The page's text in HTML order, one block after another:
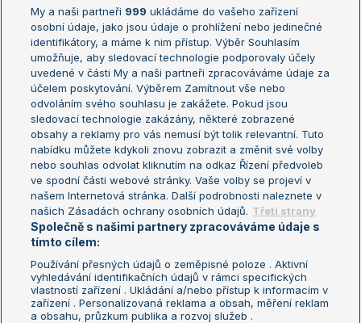
Celý seznam
Partneři
Live výsledky Zprávy
Livescore.in Sport odds
EuroFotbal eFotbal
Další partneři
Hráči Zprávy
My a naši partneři 999 ukládáme do vašeho zařízení
osobní údaje, jako jsou údaje o prohlížení nebo jedinečné
identifikátory, a máme k nim přístup. Výběr Souhlasím
umožňuje, aby sledovací technologie podporovaly účely
uvedené v části My a naši partneři zpracováváme údaje za
účelem poskytování. Výběrem Zamítnout vše nebo
odvoláním svého souhlasu je zakážete. Pokud jsou
sledovací technologie zakázány, některé zobrazené
obsahy a reklamy pro vás nemusí být tolik relevantní. Tuto
nabídku můžete kdykoli znovu zobrazit a změnit své volby
nebo souhlas odvolat kliknutím na odkaz Řízení předvoleb
ve spodní části webové stránky. Vaše volby se projeví v
našem Internetová stránka. Další podrobnosti naleznete v
našich Zásadách ochrany osobních údajů. Třetí strany
Společně s našimi partnery zpracováváme údaje s
tímto cílem:
Používání přesných údajů o zeměpisné poloze . Aktivní
vyhledávání identifikačních údajů v rámci specifických
vlastností zařízení . Ukládání a/nebo přístup k informacím v
zařízení . Personalizovaná reklama a obsah, měření reklam
a obsahu, průzkum publika a rozvoj služeb .